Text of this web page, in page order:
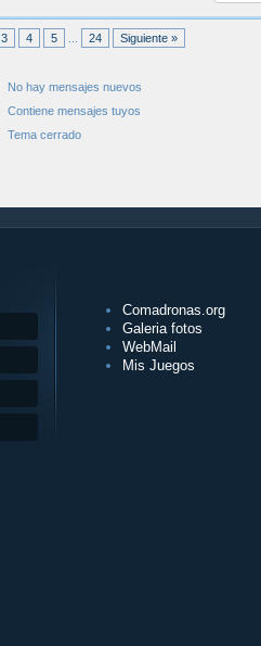
3 4 5 24 Siguiente »
No hay mensajes nuevos
Contiene mensajes tuyos
Tema cerrado
Comadronas.org
Galeria fotos
WebMail
Mis Juegos